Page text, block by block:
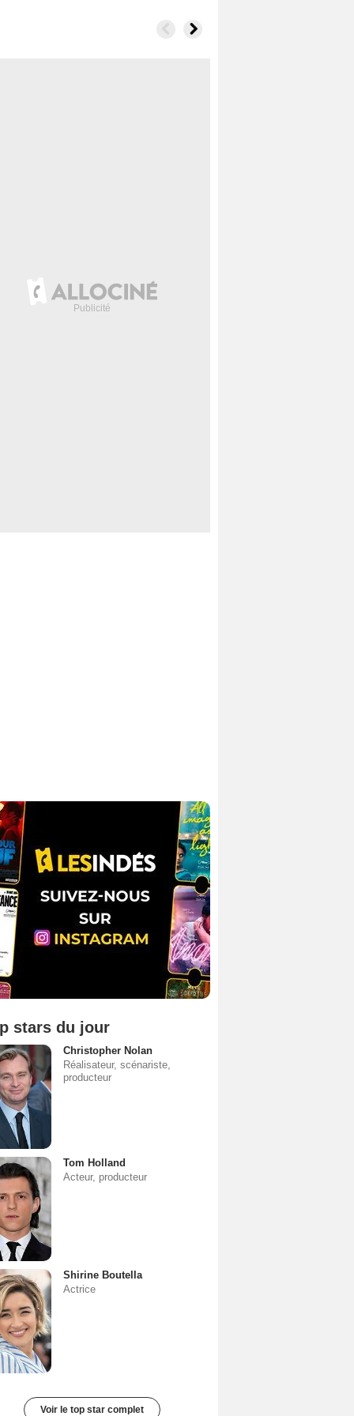
stars du jour
Christopher Nolan
Réalisateur, scénariste,
producteur
Tom Holland
Acteur, producteur
Shirine Boutella
Actrice
Voir le top star complet